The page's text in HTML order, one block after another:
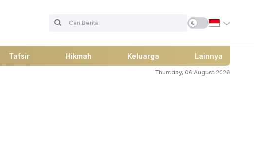
Tafsir Hikmah Keluarga Lainnya
Thursday, 06 August 2026